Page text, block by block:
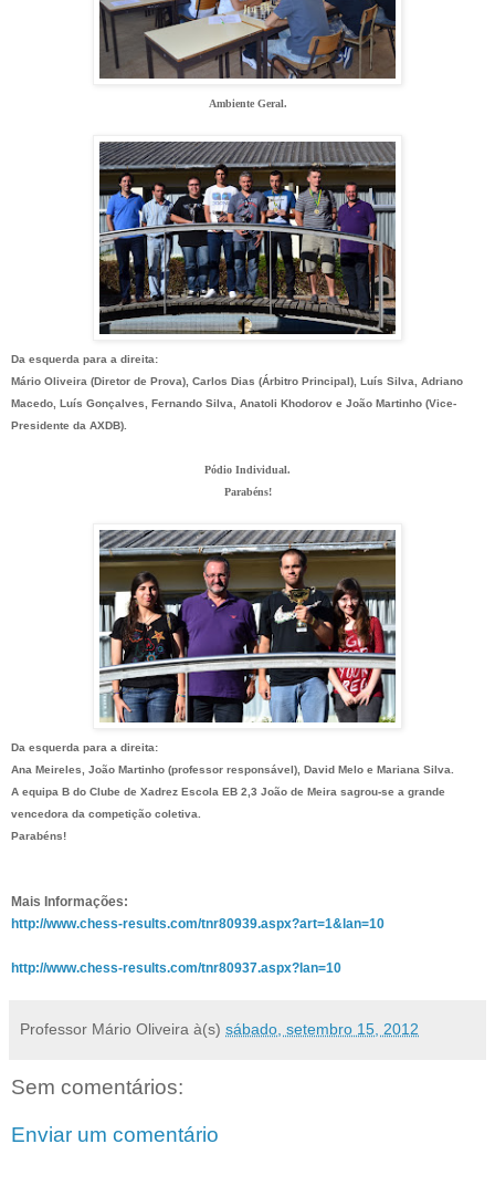
Ambiente Geral.
Da esquerda para a direita:
Mário Oliveira (Diretor de Prova), Carlos Dias (Árbitro Principal), Luís Silva, Adriano
Macedo, Luís Gonçalves, Fernando Silva, Anatoli Khodorov e João Martinho (Vice-
Presidente da AXDB).
Pódio Individual.
Parabéns!
Da esquerda para a direita:
Ana Meireles, João Martinho (professor responsável), David Melo e Mariana Silva.
A equipa B do Clube de Xadrez Escola EB 2,3 João de Meira sagrou-se a grande
vencedora da competição coletiva.
Parabéns!
Mais Informações:
http://www.chess-results.com/tnr80939.aspx?art=1&lan=10
http://www.chess-results.com/tnr80937.aspx?lan=10
Professor Mário Oliveira à(s) sábado, setembro 15, 2012
Sem comentários:
Enviar um comentário